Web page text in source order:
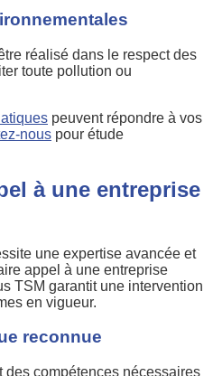
réalisé dans le respect des
toute pollution ou
peuvent répondre à vos
nous pour étude
à une entreprise
une expertise avancée et
appel à une entreprise
TSM garantit une intervention
en vigueur.
reconnue
des compétences nécessaires